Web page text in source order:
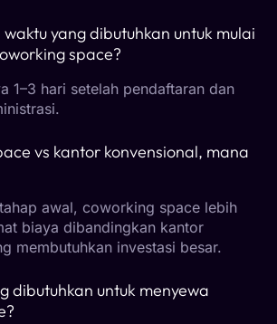
yang dibutuhkan untuk mulai
space?
1–3 hari setelah pendaftaran dan
vs kantor konvensional, mana
awal, coworking space lebih
biaya dibandingkan kantor
membutuhkan investasi besar.
dibutuhkan untuk menyewa